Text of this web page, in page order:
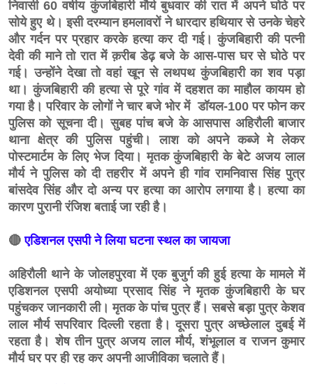
निवासी 60 वर्षीय कुंजबिहारी मौर्य बुधवार की रात में अपने घोठे पर
सोये हुए थे। इसी दरम्यान हमलावरों ने धारदार हथियार से उनके चेहरे
और गर्दन पर प्रहार करके हत्या कर दी गई। कुंजबिहारी की पत्नी
देवी की माने तो रात में क़रीब डेढ़ बजे के आस-पास घर से घोठे पर
गई। उन्‍होंने देखा तो वहां खून से लथपथ कुंजबिहारी का शव पड़ा
था। कुंजबिहारी की हत्‍या से पूरे गांव में दहशत का माहौल कायम हो
गया है। परिवार के लोगों ने चार बजे भोर में डॉयल-100 पर फोन कर
पुलिस को सूचना दी। सुबह पांच बजे के आसपास अहिरौली बाजार
थाना क्षेत्र की पुलिस पहुंची। लाश को अपने कब्जे मे लेकर
पोस्‍टमार्टम के लिए भेज दिया। मृतक कुंजबिहारी के बेटे अजय लाल
मौर्य ने पुलिस को दी तहरीर में अपने ही गांव रामनिवास सिंह पुत्र
बांसदेव सिंह और दो अन्य पर हत्या का आरोप लगाया है। हत्या का
कारण पुरानी रंजिश बताई जा रही है।
🔴एडिशनल एसपी ने लिया घटना स्थल का जायजा
अहिरौली थाने के जोलहपुरवा में एक बुजुर्ग की हुई हत्या के मामले में
एडिशनल एसपी अयोध्या प्रसाद सिंह ने मृतक कुंजबिहारी के घर
पहुंचकर जानकारी ली। मृतक के पांच पुत्र हैं। सबसे बड़ा पुत्र केशव
लाल मौर्य सपरिवार दिल्ली रहता है। दूसरा पुत्र अच्छेलाल दुबई में
रहता है। शेष तीन पुत्र अजय लाल मौर्य, शंभूलाल व राजन कुमार
मौर्य घर पर ही रह कर अपनी आजीविका चलाते हैं।